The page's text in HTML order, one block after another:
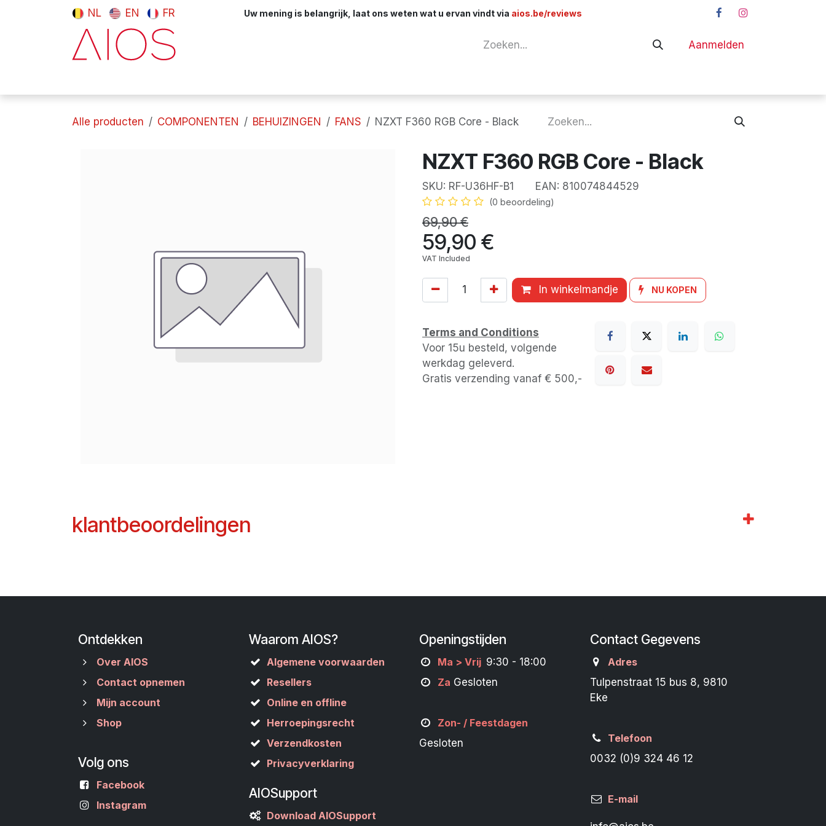
Overslaan naar inhoud
NL EN FR Uw mening is belangrijk, laat ons weten wat u ervan vindt via aios.be/reviews
Aanmelden
Alle producten COMPONENTEN BEHUIZINGEN FANS NZXT F360 RGB Core - Black
NZXT F360 RGB Core - Black
SKU: RF-U36HF-B1 EAN: 810074844529
(0 beoordeling)
69,90€
59,90 €
VAT Included
In winkelmandje NU KOPEN
Terms and Conditions
Voor 15u besteld, volgende
werkdag geleverd.
Gratis verzending vanaf € 500,-
klantbeoordelingen
Ontdekken
Over AIOS
Contact opnemen
Mijn account
Shop
Waarom AIOS?
Algemene voorwaarden
Resellers
Online en offline
Herroepingsrecht
Verzendkosten
Privacyverklaring
Openingstijden
Ma > Vrij 9:30 - 18:00
Za Gesloten
Zon- / Feestdagen
Gesloten
Contact Gegevens
Adres
Tulpenstraat 15 bus 8, 9810
Eke
Telefoon
0032 (0)9 324 46 12
E-mail
Volg ons
Facebook
Instagram
AIOSupport
Download AIOSupport